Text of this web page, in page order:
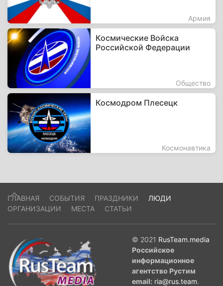
Армия
Космические Войска
Российской Федерации
Общество
Космодром Плесецк
Космонавтика
ГЛАВНАЯ СОБЫТИЯ ПРАЗДНИКИ
ЛЮДИ
ОРГАНИЗАЦИИ
МЕСТА СТАТЬИ
© 2021 RusTeam.media
Российское
информационное
агентство Рустим
email: ria@rus.team.